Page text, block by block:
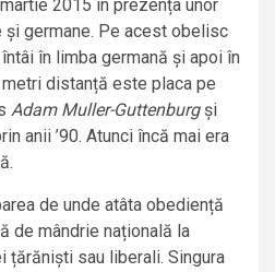
2015 în prezența unor
germane. Pe acest obelisc
în limba germană și apoi în
metri distanță este placa pe
Adam Muller-Guttenburgși
anii ’90. Atunci încă mai era
de unde atâta obediență
de mândrie națională la
țărăniști sau liberali. Singura